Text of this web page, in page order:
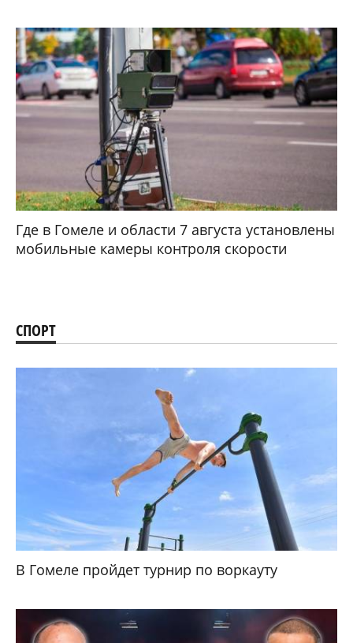
Где в Гомеле и области 7 августа установлены
мобильные камеры контроля скорости
СПОРТ
В Гомеле пройдет турнир по воркауту